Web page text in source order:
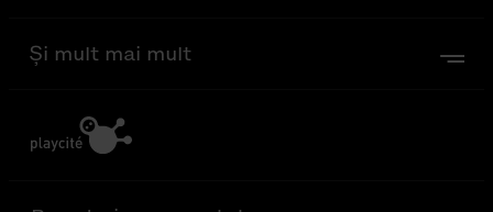
Și mult mai mult